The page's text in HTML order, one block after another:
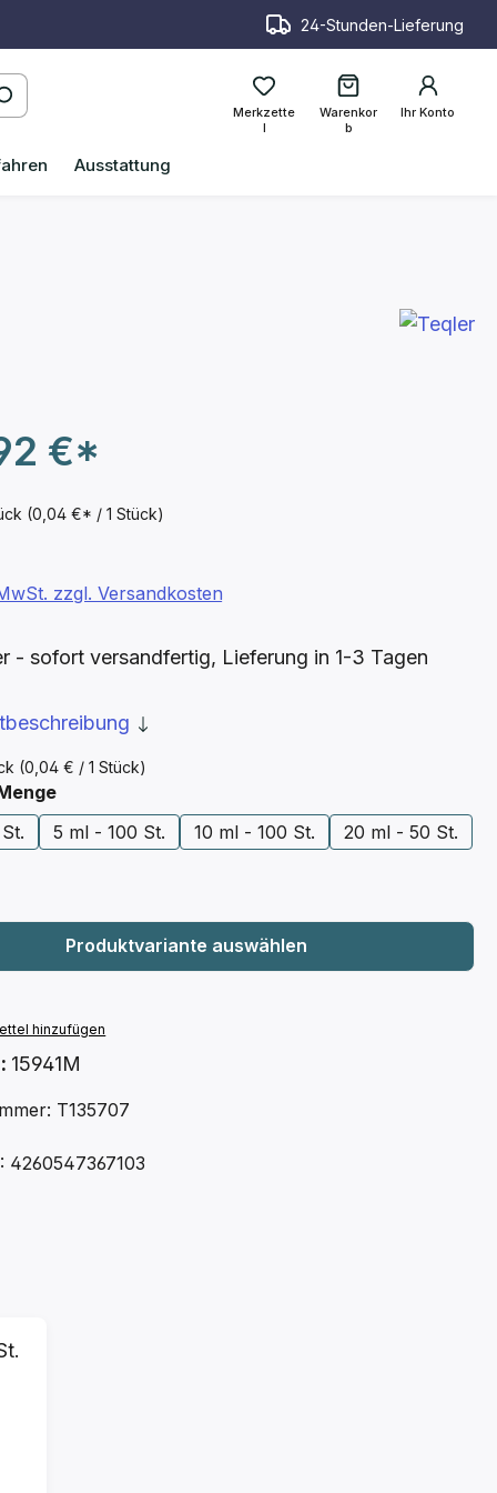
24-Stunden-Lieferung
Merkzette
l
Ihr Konto
Warenkor
b
Ausstattung
€*
(0,04 €* / 1 Stück)
(0,04 € / 1 Stück)
zzgl. Versandkosten
- sofort versandfertig, Lieferung in 1-3 Tagen
auswählen
5 ml - 100 St. 10 ml - 100 St. 20 ml - 50 St.
hinzufügen
15941M
T135707
4260547367103